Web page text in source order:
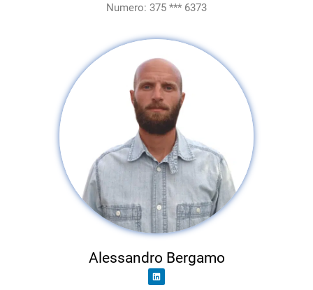
Numero: 375 *** 6373
Alessandro Bergamo